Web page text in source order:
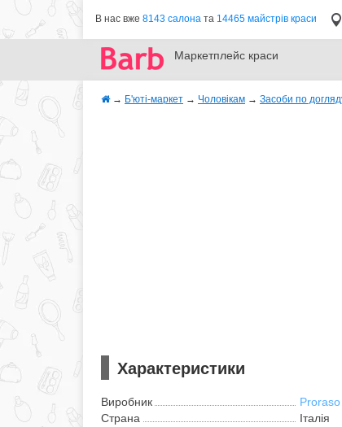
В нас вже 8143 салона та 14465 майстрів краси
Маркетплейс краси
→ Б'юті-маркет → Чоловікам → Засоби по
Характеристики
Виробник
Proraso
Страна
Італія